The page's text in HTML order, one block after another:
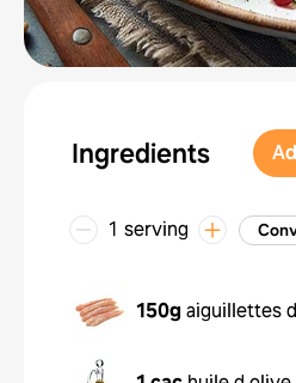
Ingredients
1 serving
150g aiguillettes